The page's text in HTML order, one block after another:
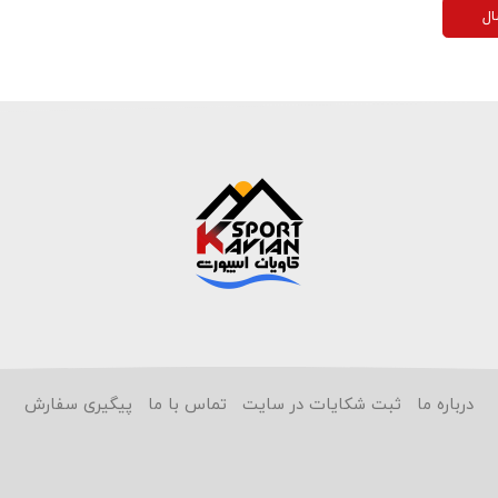
درباره ما ثبت شکایات در سایت تماس با ما پیگیری سفارش